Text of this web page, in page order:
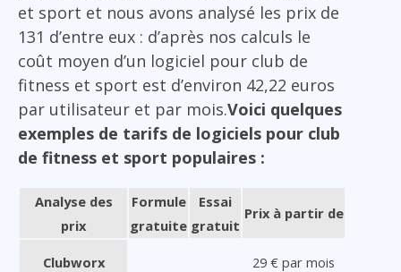
et sport et nous avons analysé les prix de
131 d’entre eux : d’après nos calculs le
coût moyen d’un logiciel pour club de
fitness et sport est d’environ 42,22 euros
par utilisateur et par mois.Voici quelques
exemples de tarifs de logiciels pour club
de fitness et sport populaires :
Analyse des
prix
Formule
gratuite
Essai
gratuit
Prix à partir de
Clubworx 29 € par mois